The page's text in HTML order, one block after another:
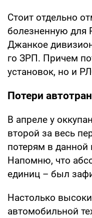
Стоит отдельно
болезненную для
Джанкое
го ЗРП. Причем
установок, но и
Потери
В апреле у
второй за весь
потерям в данной
Напомню, что
единиц – был
Настолько
автомобильной